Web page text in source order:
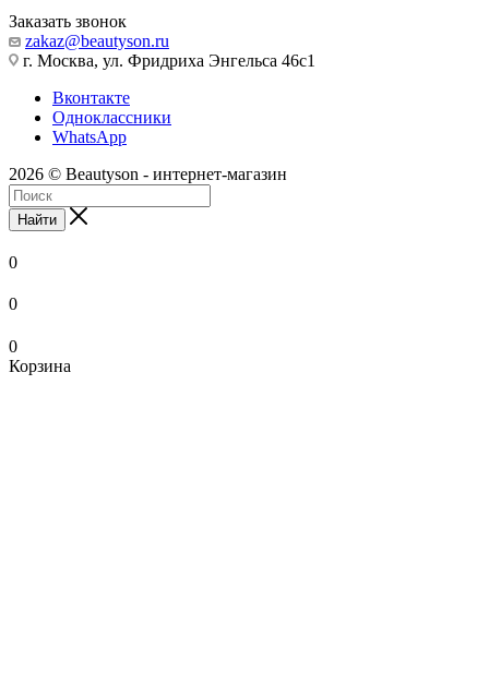
Заказать звонок
zakaz@beautyson.ru
г. Москва, ул. Фридриха Энгельса 46с1
Вконтакте
Одноклассники
WhatsApp
2026 © Beautyson - интернет-магазин
Найти
0
0
0
Корзина